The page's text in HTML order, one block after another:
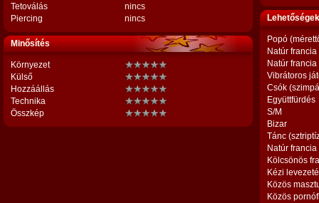
Tetoválás
nincs
Piercing
nincs
Minősítés
Környezet
Külső
Hozzáállás
Technika
Összkép
Popó
Natúr francia
Natúr
Vibrátoros
Csók
Együttfürdés
S/M
Bizar
Tánc
Natúr
Kölcsönös
Kézi
Közös
Közös